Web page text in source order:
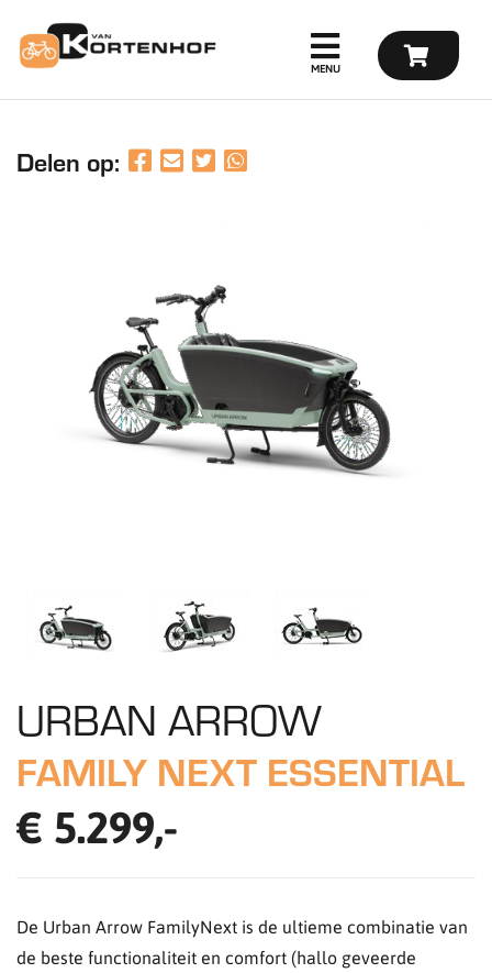
Delen op:
URBAN ARROW
FAMILY NEXT ESSENTIAL
€ 5.299,-
De Urban Arrow FamilyNext is de ultieme combinatie van
de beste functionaliteit en comfort (hallo geveerde